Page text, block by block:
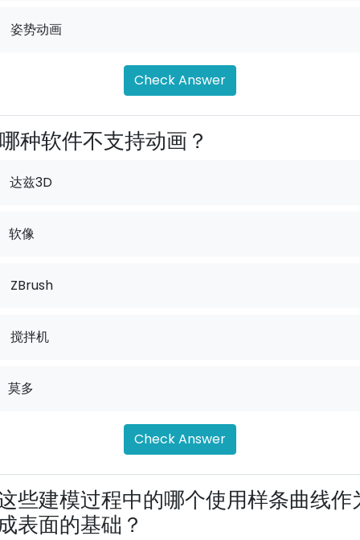
姿势动画
Check Answer
哪种软件不支持动画？
达兹3D
软像
ZBrush
搅拌机
莫多
Check Answer
些建模过程中的哪个使用样条曲线作
表面的基础？